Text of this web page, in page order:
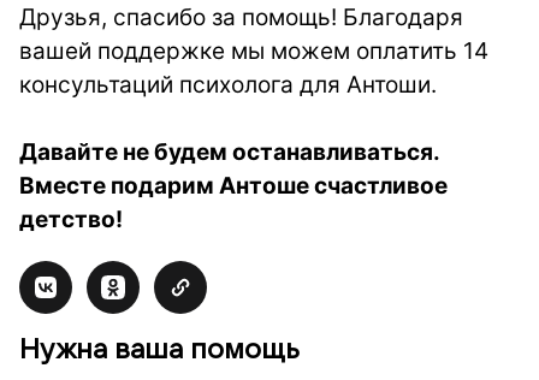
Друзья, спасибо за помощь! Благодаря
вашей поддержке мы можем оплатить 14
консультаций психолога для Антоши.
Давайте не будем останавливаться.
Вместе подарим Антоше счастливое
детство!
Нужна ваша помощь